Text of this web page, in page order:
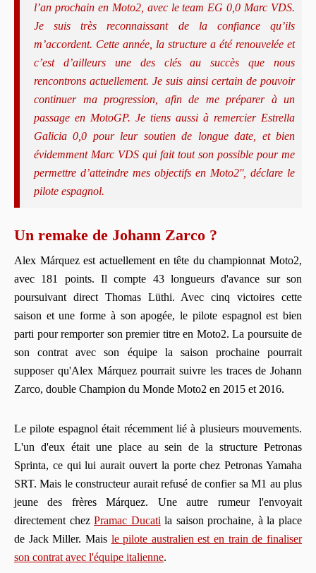
l’an prochain en Moto2, avec le team EG 0,0 Marc VDS.
Je suis très reconnaissant de la confiance qu’ils
m’accordent. Cette année, la structure a été renouvelée et
c’est d’ailleurs une des clés au succès que nous
rencontrons actuellement. Je suis ainsi certain de pouvoir
continuer ma progression, afin de me préparer à un
passage en MotoGP. Je tiens aussi à remercier Estrella
Galicia 0,0 pour leur soutien de longue date, et bien
évidemment Marc VDS qui fait tout son possible pour me
permettre d’atteindre mes objectifs en Moto2'', déclare le
pilote espagnol.
Un remake de Johann Zarco ?
Alex Márquez est actuellement en tête du championnat Moto2,
avec 181 points. Il compte 43 longueurs d'avance sur son
poursuivant direct Thomas Lüthi. Avec cinq victoires cette
saison et une forme à son apogée, le pilote espagnol est bien
parti pour remporter son premier titre en Moto2. La poursuite de
son contrat avec son équipe la saison prochaine pourrait
supposer qu'Alex Márquez pourrait suivre les traces de Johann
Zarco, double Champion du Monde Moto2 en 2015 et 2016.
Le pilote espagnol était récemment lié à plusieurs mouvements.
L'un d'eux était une place au sein de la structure Petronas
Sprinta, ce qui lui aurait ouvert la porte chez Petronas Yamaha
SRT. Mais le constructeur aurait refusé de confier sa M1 au plus
jeune des frères Márquez. Une autre rumeur l'envoyait
directement chezPramac Ducati la saison prochaine, à la place
de Jack Miller. Mais le pilote australien est en train de finaliser
son contrat avec l'équipe italienne.